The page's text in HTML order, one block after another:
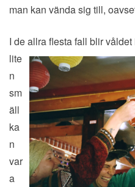
man kan vända sig till,
I de allra flesta fall blir
lite
n
sm
äll
ka
n
var
a